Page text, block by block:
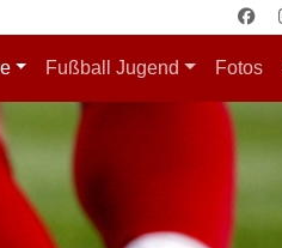
Fußball Jugend Fotos